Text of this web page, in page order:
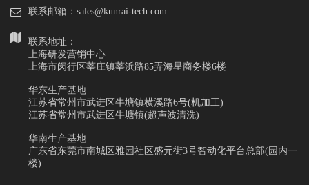
联系邮箱：sales@kunrai-tech.com
联系地址：
上海研发营销中心
上海市闵行区莘庄镇莘浜路85弄海星商务楼6楼
华东生产基地
江苏省常州市武进区牛塘镇横溪路6号(机加工)
江苏省常州市武进区牛塘镇(超声波清洗)
华南生产基地
广东省东莞市南城区雅园社区盛元街3号智动化平台总部(园内一
楼)